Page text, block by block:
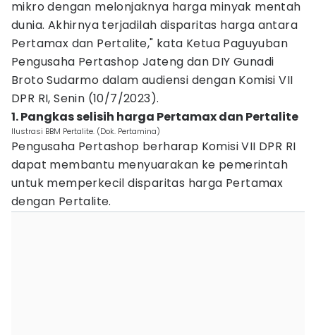
mikro dengan melonjaknya harga minyak mentah
dunia. Akhirnya terjadilah disparitas harga antara
Pertamax dan Pertalite," kata Ketua Paguyuban
Pengusaha Pertashop Jateng dan DIY Gunadi
Broto Sudarmo dalam audiensi dengan Komisi VII
DPR RI, Senin (10/7/2023).
1. Pangkas selisih harga Pertamax dan Pertalite
Ilustrasi BBM Pertalite. (Dok. Pertamina)
Pengusaha Pertashop berharap Komisi VII DPR RI
dapat membantu menyuarakan ke pemerintah
untuk memperkecil disparitas harga Pertamax
dengan Pertalite.